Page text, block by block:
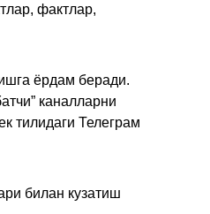
фактлар,
ёрдам беради.
каналларни
тилидаги Телеграм
билан кузатиш